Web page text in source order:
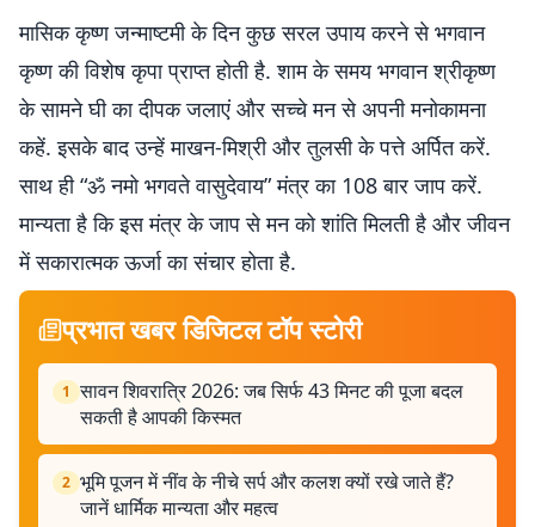
मासिक कृष्ण जन्माष्टमी के दिन कुछ सरल उपाय करने से भगवान
कृष्ण की विशेष कृपा प्राप्त होती है. शाम के समय भगवान श्रीकृष्ण
के सामने घी का दीपक जलाएं और सच्चे मन से अपनी मनोकामना
कहें. इसके बाद उन्हें माखन-मिश्री और तुलसी के पत्ते अर्पित करें.
साथ ही “ॐ नमो भगवते वासुदेवाय” मंत्र का 108 बार जाप करें.
मान्यता है कि इस मंत्र के जाप से मन को शांति मिलती है और जीवन
में सकारात्मक ऊर्जा का संचार होता है.
प्रभात खबर डिजिटल टॉप स्टोरी
1 सावन शिवरात्रि 2026: जब सिर्फ 43 मिनट की पूजा बदल
सकती है आपकी किस्मत
2 भूमि पूजन में नींव के नीचे सर्प और कलश क्यों रखे जाते हैं?
जानें धार्मिक मान्यता और महत्व